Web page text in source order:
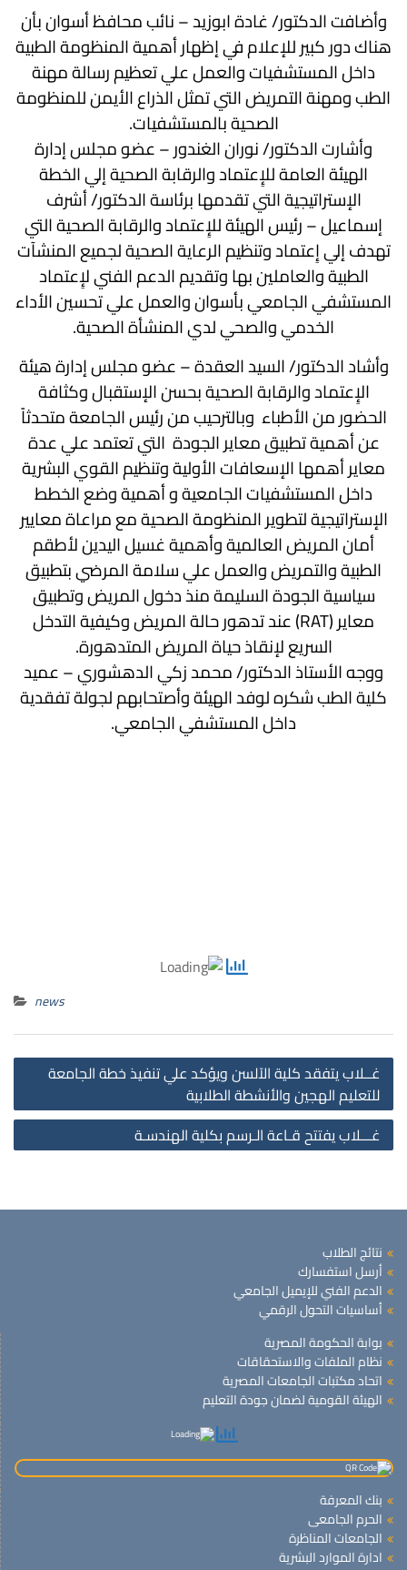
وأضافت الدكتور/ غادة ابوزيد – نائب محافظ أسوان بأن
هناك دور كبير للإعلام في إظهار أهمية المنظومة الطبية
داخل المستشفيات والعمل علي تعظيم رسالة مهنة
الطب ومهنة التمريض التي تمثل الذراع الأيمن للمنظومة
الصحية بالمستشفيات.
وأشارت الدكتور/ نوران الغندور – عضو مجلس إدارة
الهيئة العامة للإِعتماد والرقابة الصحية إلي الخطة
الإستراتيجية التي تقدمها برئاسة الدكتور/ أشرف
إسماعيل – رئيس الهيئة للإِعتماد والرقابة الصحية التي
تهدف إلي إِعتماد وتنظيم الرعاية الصحية لجميع المنشآت
الطبية والعاملين بها وتقديم الدعم الفني لإِعتماد
المستشفي الجامعي بأسوان والعمل علي تحسين الأداء
الخدمي والصحي لدي المنشأة الصحية.
وأشاد الدكتور/ السيد العقدة – عضو مجلس إدارة هيئة
الإِعتماد والرقابة الصحية بحسن الإستقبال وكثافة
الحضور من الأطباء وبالترحيب من رئيس الجامعة متحدثاً
عن أهمية تطبيق معاير الجودة التي تعتمد علي عدة
معاير أهمها الإسعافات الأولية وتنظيم القوي البشرية
داخل المستشفيات الجامعية و أهمية وضع الخطط
الإستراتيجية لتطوير المنظومة الصحيةمع مراعاة معايير
أمان المريض العالميةوأهمية غسيل اليدين لأطقم
الطبية والتمريض والعمل علي سلامة المرضي بتطبيق
سياسية الجودة السليمة منذ دخول المريض وتطبيق
معاير (RAT) عند تدهور حالة المريض وكيفية التدخل
السريع لإنقاذ حياة المريض المتدهورة.
ووجه الأستاذ الدكتور/ محمد زكي الدهشوري – عميد
كلية الطب شكره لوفد الهيئة وأصتحابهم لجولة تفقدية
داخل المستشفي الجامعي.
news
غــلاب يتفقد كلية الآلسن ويؤكد علي تنفيذ خطة الجامعة
للتعليم الهجين والأنشطة الطلابية
غـــلاب يفتتح قـاعة الـرسم بكلية الهندسـة
نتائج الطلاب
أرسل استفسارك
الدعم الفني للإيميل الجامعي
أساسيات التحول الرقمي
بوابة الحكومة المصرية
نظام الملفات والاستحقاقات
اتحاد مكتبات الجامعات المصرية
الهيئة القومية لضمان جودة التعليم
بنك المعرفة
الحرم الجامعى
الجامعات المناظرة
ادارة الموارد البشرية